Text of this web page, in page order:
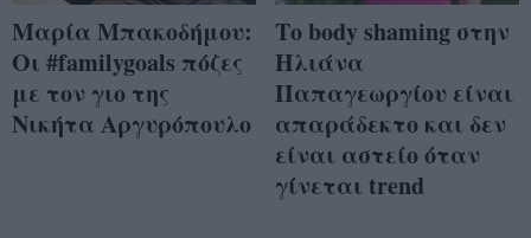
Μαρία Μπακοδήμου:
Oι #familygoals πόζες
με τον γιο της
Νικήτα Αργυρόπουλο
Το body shaming στην
Ηλιάνα
Παπαγεωργίου είναι
απαράδεκτο και δεν
είναι αστείο όταν
γίνεται trend